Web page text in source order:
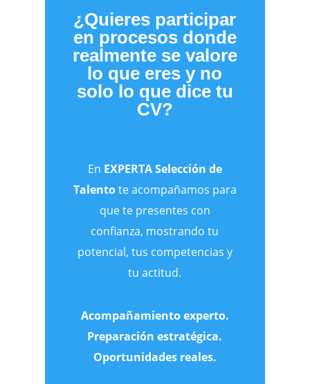
¿Quieres participar
en procesos donde
realmente se valore
lo que eres y no
solo lo que dice tu
CV?
En EXPERTA Selección de
Talentote acompañamos para
que te presentes con
confianza, mostrando tu
potencial, tus competencias y
tu actitud.
Acompañamiento experto.
Preparación estratégica.
Oportunidades reales.